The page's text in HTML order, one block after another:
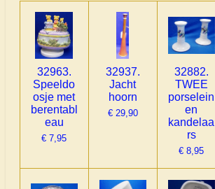
32963.
Speeldo
osje met
berentabl
eau
€ 7,95
32937.
Jacht
hoorn
€ 29,90
32882.
TWEE
porselein
en
kandelaa
rs
€ 8,95